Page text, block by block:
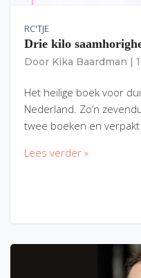
RC'TJE
Drie kilo
Door Kika Baardman
Het heilige boek voor
Nederland. Zo’n
twee boeken en verpakt
Lees verder »